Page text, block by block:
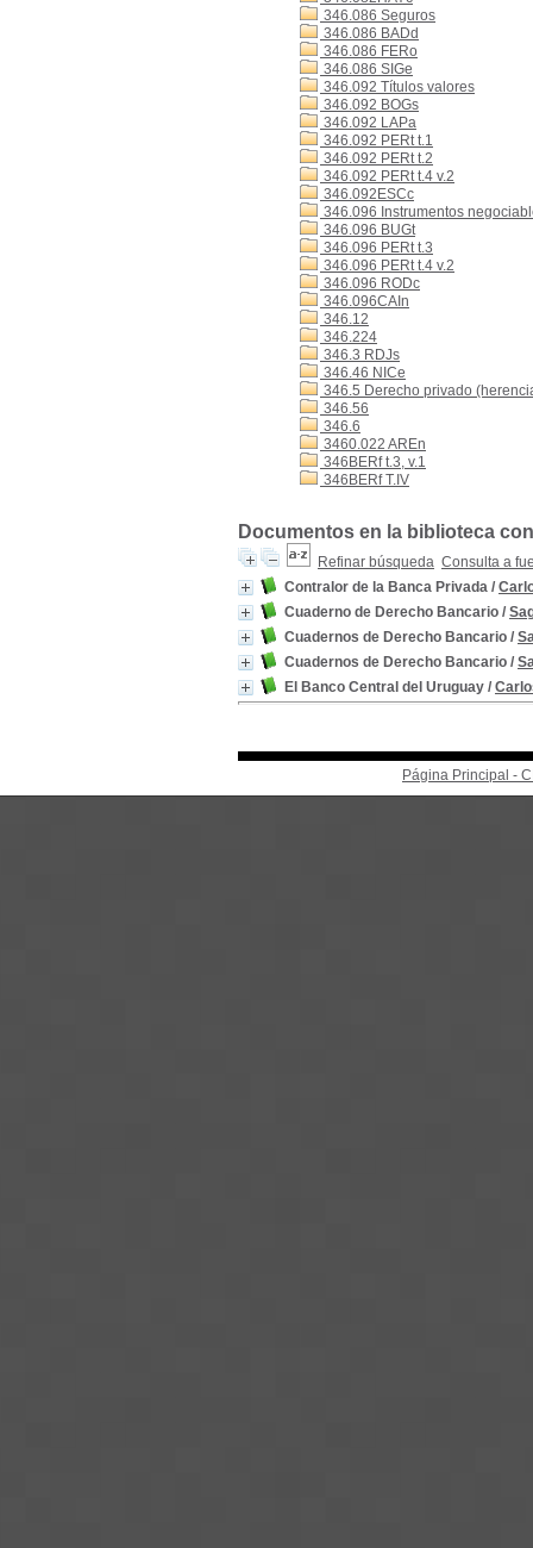
346.086 Seguros
346.086 BADd
346.086 FERo
346.086 SIGe
346.092 Títulos valores
346.092 BOGs
346.092 LAPa
346.092 PERt t.1
346.092 PERt t.2
346.092 PERt t.4 v.2
346.092ESCc
346.096 Instrumentos
346.096 BUGt
346.096 PERt t.3
346.096 PERt t.4 v.2
346.096 RODc
346.096CAIn
346.12
346.224
346.3 RDJs
346.46 NICe
346.5 Derecho privado
346.56
346.6
3460.022 AREn
346BERf t.3, v.1
346BERf T.IV
Documentos en la biblioteca
Refinar búsqueda Consulta a
Contralor de la Banca Privada /
Cuaderno de Derecho Bancario /
Cuadernos de Derecho Bancario /
Cuadernos de Derecho Bancario /
El Banco Central del Uruguay /
Página Principal -